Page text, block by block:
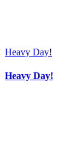
Heavy Day!
Heavy Day!